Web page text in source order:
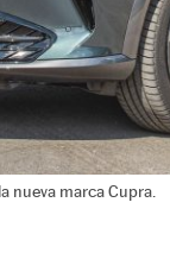
nueva marca Cupra.